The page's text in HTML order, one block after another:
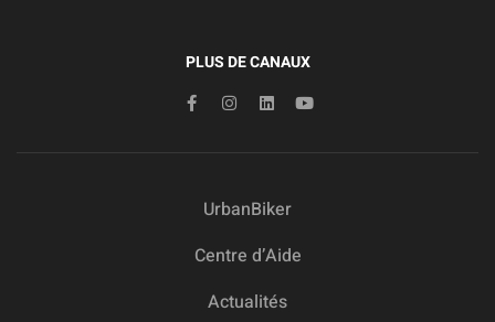
PLUS DE CANAUX
UrbanBiker
Centre d’Aide
Actualités